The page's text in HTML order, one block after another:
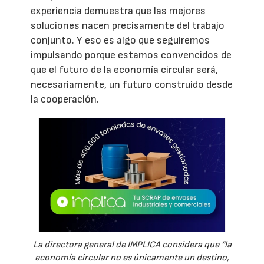
experiencia demuestra que las mejores
soluciones nacen precisamente del trabajo
conjunto. Y eso es algo que seguiremos
impulsando porque estamos convencidos de
que el futuro de la economía circular será,
necesariamente, un futuro construido desde
la cooperación.
La directora general de IMPLICA considera que “la
economía circular no es únicamente un destino,